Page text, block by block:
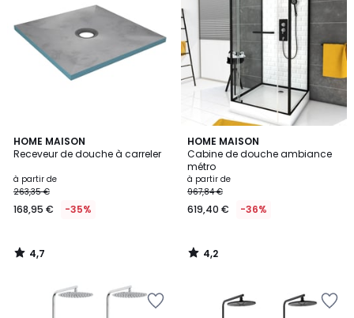
HOME MAISON
Receveur de douche à carreler
à partir de
263,35 €
168,95 € -35%
4,7
/ 5
4,7
/
HOME MAISON
Cabine de douche ambiance
métro
à partir de
967,84 €
619,40 € -36%
4,2
/ 5
4,2
/